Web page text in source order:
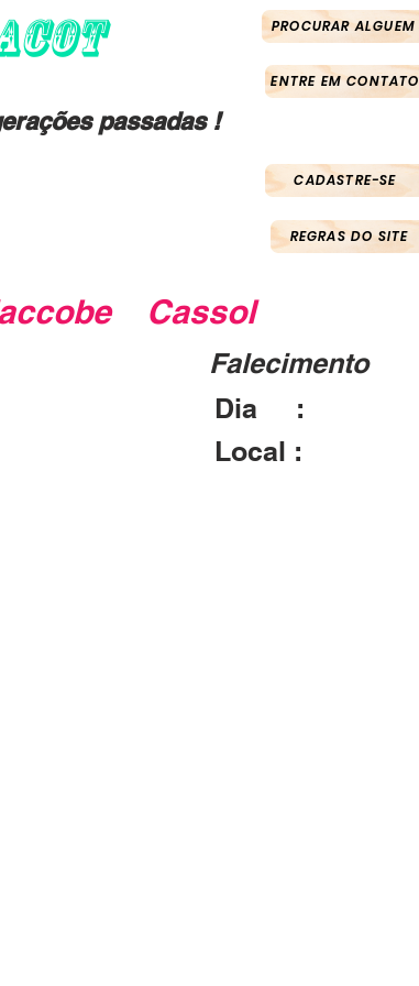
PROCURAR ALGUEM
ENTRE EM CONTATO
passadas !
CADASTRE-SE
REGRAS DO SITE
Cassol
Falecimento
Dia :
Local :